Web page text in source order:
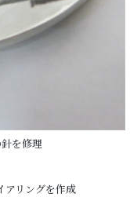
を修理
アリングを作成